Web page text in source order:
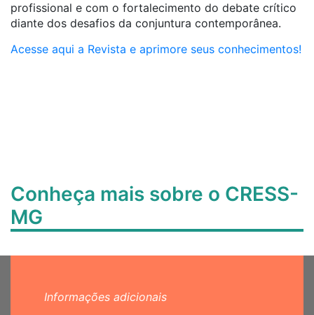
profissional e com o fortalecimento do debate crítico
diante dos desafios da conjuntura contemporânea.
Acesse aqui a Revista e aprimore seus conhecimentos!
Conheça mais sobre o CRESS-
MG
Informações adicionais